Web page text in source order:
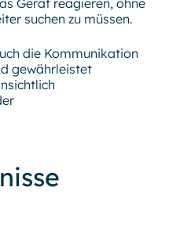
Gerät reagieren, ohne
suchen zu müssen.
die Kommunikation
gewährleistet